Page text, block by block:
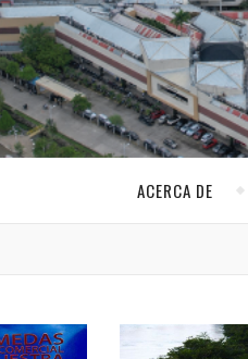
ACERCA DE